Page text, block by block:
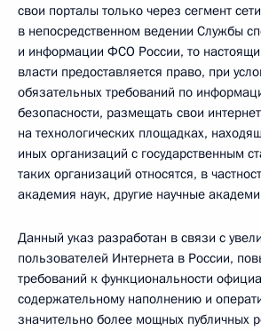
свои порталы только через сегмент
в непосредственном ведении Службы
и информации ФСО России, то
власти предоставляется право, при
обязательных требований по
безопасности, размещать свои
на технологических площадках,
иных организаций с государственным
таких организаций относятся, в
академия наук, другие научные
Данный указ разработан в связи с
пользователей Интернета в России,
требований к функциональности
содержательному наполнению и
значительно более мощных публичных